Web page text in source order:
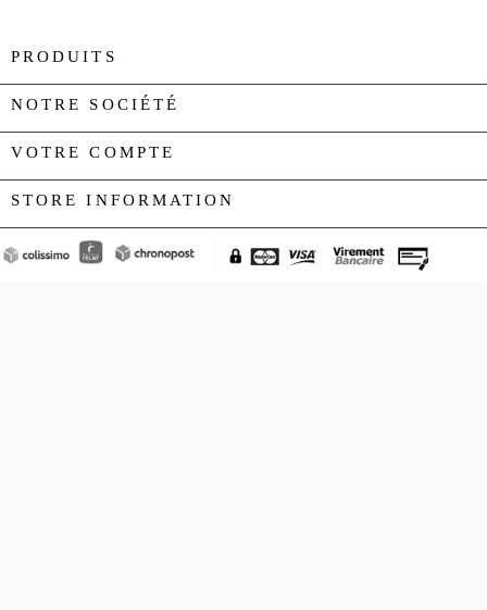
PRODUITS
NOTRE SOCIÉTÉ
VOTRE COMPTE
STORE INFORMATION